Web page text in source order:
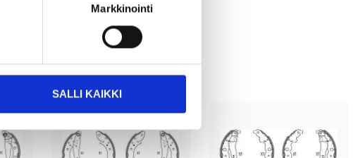
Markkinointi
SALLI KAIKKI